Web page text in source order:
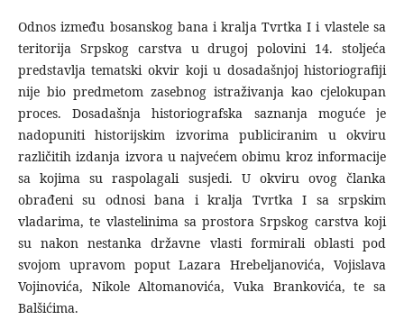
Odnos između bosanskog bana i kralja Tvrtka I i vlastele sa
teritorija Srpskog carstva u drugoj polovini 14. stoljeća
predstavlja tematski okvir koji u dosadašnjoj historiografiji
nije bio predmetom zasebnog istraživanja kao cjelokupan
proces. Dosadašnja historiografska saznanja moguće je
nadopuniti historijskim izvorima publiciranim u okviru
različitih izdanja izvora u najvećem obimu kroz informacije
sa kojima su raspolagali susjedi. U okviru ovog članka
obrađeni su odnosi bana i kralja Tvrtka I sa srpskim
vladarima, te vlastelinima sa prostora Srpskog carstva koji
su nakon nestanka državne vlasti formirali oblasti pod
svojom upravom poput Lazara Hrebeljanovića, Vojislava
Vojinovića, Nikole Altomanovića, Vuka Brankovića, te sa
Balšićima.